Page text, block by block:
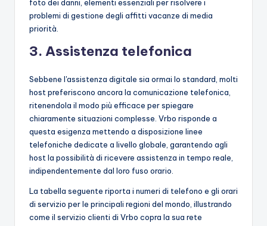
foto dei danni, elementi essenziali per risolvere i
problemi di gestione degli affitti vacanze di media
priorità.
3. Assistenza telefonica
Sebbene l'assistenza digitale sia ormai lo standard, molti
host preferiscono ancora la comunicazione telefonica,
ritenendola il modo più efficace per spiegare
chiaramente situazioni complesse. Vrbo risponde a
questa esigenza mettendo a disposizione linee
telefoniche dedicate a livello globale, garantendo agli
host la possibilità di ricevere assistenza in tempo reale,
indipendentemente dal loro fuso orario.
La tabella seguente riporta i numeri di telefono e gli orari
di servizio per le principali regioni del mondo, illustrando
come il servizio clienti di Vrbo copra la sua rete